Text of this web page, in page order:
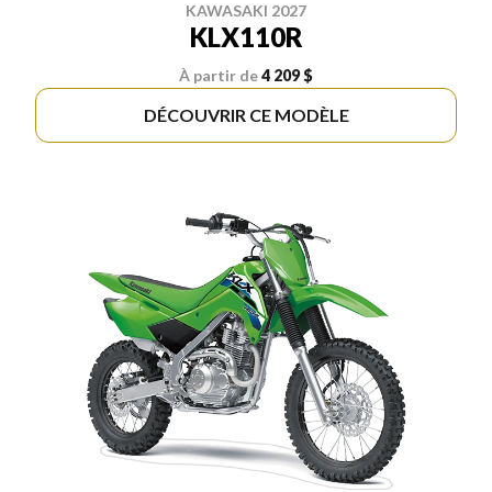
KAWASAKI 2027
KLX110R
À partir de4 209 $
DÉCOUVRIR CE MODÈLE